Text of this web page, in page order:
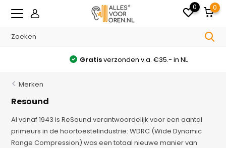
0 0
Gratisverzonden v.a. €35.- in NL
Merken
Resound
Al vanaf 1943 is ReSound verantwoordelijk voor een aantal
primeurs in de hoortoestelindustrie: WDRC (Wide Dynamic
Range Compression) was een totaal nieuwe manier van